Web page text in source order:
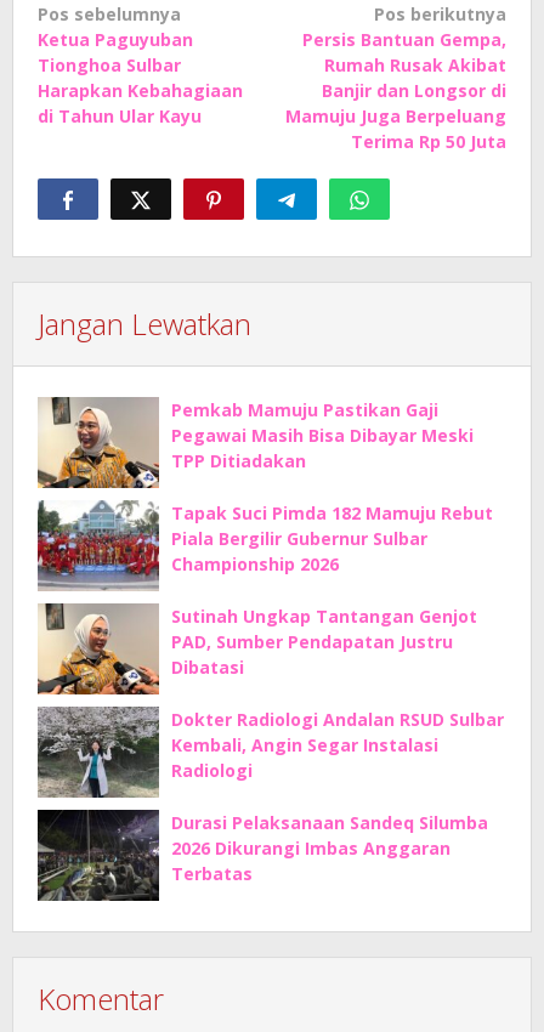
Navigasi
pos
Pos sebelumnya
Ketua Paguyuban
Tionghoa Sulbar
Harapkan Kebahagiaan
di Tahun Ular Kayu
Pos berikutnya
Persis Bantuan Gempa,
Rumah Rusak Akibat
Banjir dan Longsor di
Mamuju Juga Berpeluang
Terima Rp 50 Juta
Jangan Lewatkan
Pemkab Mamuju Pastikan Gaji
Pegawai Masih Bisa Dibayar Meski
TPP Ditiadakan
Tapak Suci Pimda 182 Mamuju Rebut
Piala Bergilir Gubernur Sulbar
Championship 2026
Sutinah Ungkap Tantangan Genjot
PAD, Sumber Pendapatan Justru
Dibatasi
Dokter Radiologi Andalan RSUD Sulbar
Kembali, Angin Segar Instalasi
Radiologi
Durasi Pelaksanaan Sandeq Silumba
2026 Dikurangi Imbas Anggaran
Terbatas
Komentar